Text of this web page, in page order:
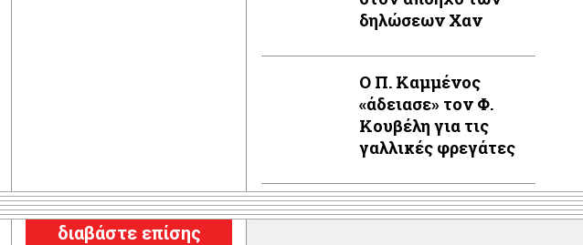
δηλώσεων Χαν
Ο Π. Καμμένος
«άδειασε» τον Φ.
Κουβέλη για τις
γαλλικές φρεγάτες
διαβάστε επίσης